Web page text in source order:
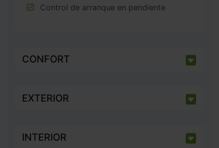
Control de arranque en pendiente
CONFORT
EXTERIOR
INTERIOR